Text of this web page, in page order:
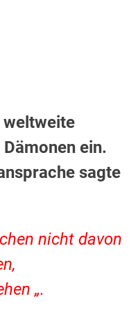
weltweite
ein.
sagte
nicht davon
„.